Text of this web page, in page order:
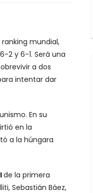
mundial,
2 y 6-1. Será una
a dos
intentar dar
En su
en la
a la húngara
de la primera
Sebastián Báez,